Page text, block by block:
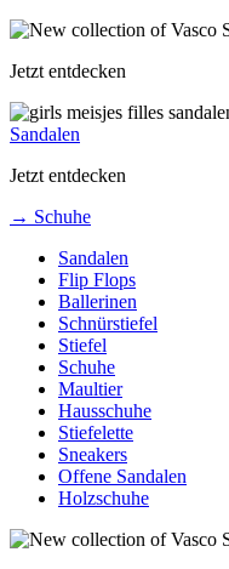
Jetzt entdecken
Sandalen
Jetzt entdecken
→ Schuhe
Sandalen
Flip Flops
Ballerinen
Schnürstiefel
Stiefel
Schuhe
Maultier
Hausschuhe
Stiefelette
Sneakers
Offene Sandalen
Holzschuhe